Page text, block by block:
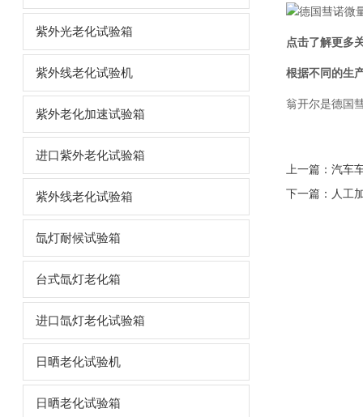
紫外光老化试验箱
紫外线老化试验机
紫外老化加速试验箱
进口紫外老化试验箱
紫外线老化试验箱
氙灯耐候试验箱
台式氙灯老化箱
进口氙灯老化试验箱
日晒老化试验机
日晒老化试验箱
点击了解更多
根据不同的生
翁开尔是德国
上一篇： 汽车
下一篇： 人工